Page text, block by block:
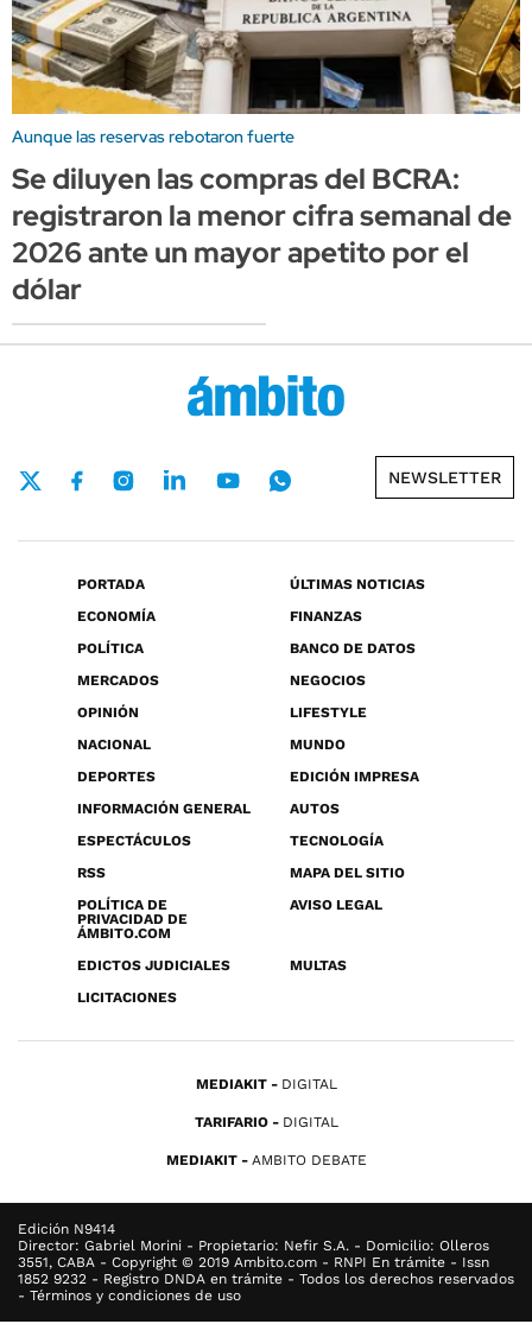
Aunque las reservas rebotaron fuerte
Se diluyen las compras del BCRA:
registraron la menor cifra semanal de
2026 ante un mayor apetito por el
dólar
NEWSLETTER
PORTADA
ÚLTIMAS NOTICIAS
ECONOMÍA
FINANZAS
POLÍTICA
BANCO DE DATOS
MERCADOS
NEGOCIOS
OPINIÓN
LIFESTYLE
NACIONAL
MUNDO
DEPORTES
EDICIÓN IMPRESA
INFORMACIÓN GENERAL
AUTOS
ESPECTÁCULOS
TECNOLOGÍA
RSS
MAPA DEL SITIO
POLÍTICA DE
PRIVACIDAD DE
ÁMBITO.COM
AVISO LEGAL
EDICTOS JUDICIALES
MULTAS
LICITACIONES
MEDIAKIT DIGITAL
TARIFARIO DIGITAL
MEDIAKIT AMBITO DEBATE
Edición N9414
Director: Gabriel Morini - Propietario: Nefir S.A. - Domicilio: Olleros
3551, CABA - Copyright © 2019 Ambito.com - RNPI En trámite - Issn
1852 9232 - Registro DNDA en trámite - Todos los derechos reservados
- Términos y condiciones de uso